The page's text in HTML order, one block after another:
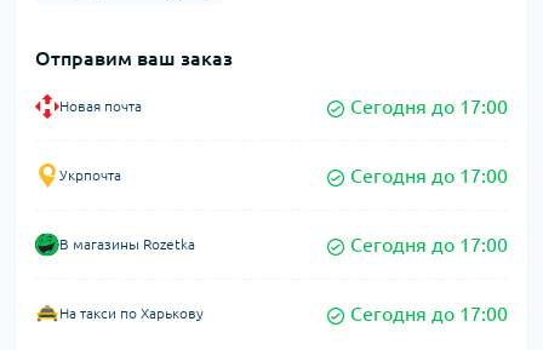
Отправим ваш заказ
Новая почта Сегодня до 17:00
Укрпочта Сегодня до 17:00
В магазины Rozetka Сегодня до 17:00
На такси по Харькову Сегодня до 17:00